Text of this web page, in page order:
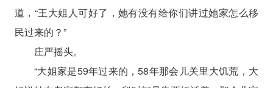
道，“王大姐人可好了，她有没有给你们讲过她家怎么移
民过来的？”
庄严摇头。
“大姐家是59年过来的，58年那会儿关里大饥荒，大